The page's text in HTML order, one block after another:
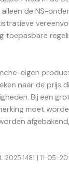
de NS-
eigen
naar de prijs
Bij een
moet
| 11-05-